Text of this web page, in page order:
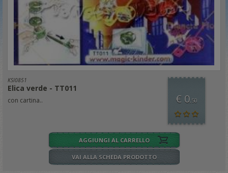
KSI0851
Elica verde - TT011
con cartina.. € 0,50
AGGIUNGI AL CARRELLO
VAI ALLA SCHEDA PRODOTTO